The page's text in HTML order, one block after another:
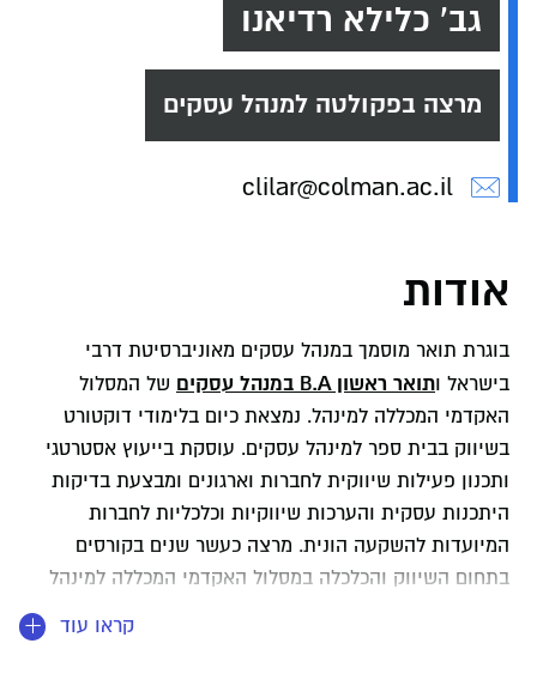
גב' כלילא רדיאנו
מרצה בפקולטה למנהל עסקים
clilar@colman.ac.il
אודות
בוגרת תואר מוסמך במנהל עסקים מאוניברסיטת דרבי
בישראל ותואר ראשון B.A במנהל עסקים
של המסלול
האקדמי המכללה למינהל. נמצאת כיום בלימודי דוקטורט
בשיווק בבית ספר למינהל עסקים. עוסקת בייעוץ אסטרטגי
ותכנון פעילות שיווקית לחברות וארגונים ומבצעת בדיקות
היתכנות עסקית והערכות שיווקיות וכלכליות לחברות
המיועדות להשקעה הונית. מרצה כעשר שנים בקורסים
בתחום השיווק והכלכלה במסלול האקדמי המכללה למינהל
בעבר הרצתה בקורסים בתחום השיווק במסגרת מ.ט.י ומשרד
קראו עוד